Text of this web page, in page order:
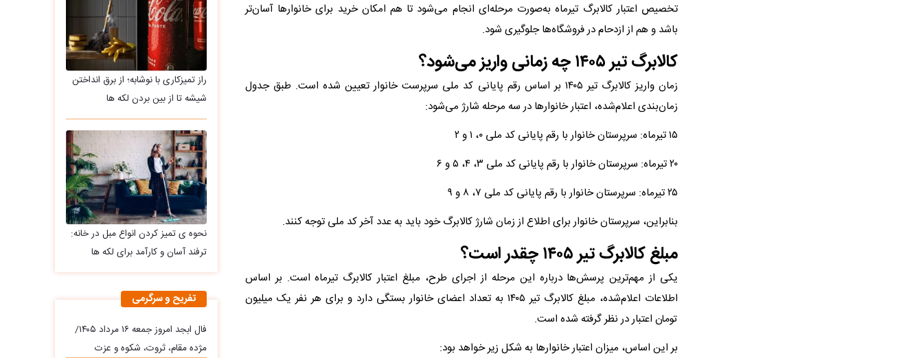
تخصیص اعتبار کالابرگ تیرماه به‌صورت مرحله‌ای انجام می‌شود تا هم امکان خرید برای خانوارها آسان‌تر
باشد و هم از ازدحام در فروشگاه‌ها جلوگیری شود.
کالابرگ تیر ۱۴۰۵ چه زمانی واریز می‌شود؟
زمان واریز کالابرگ تیر ۱۴۰۵ بر اساس رقم پایانی کد ملی سرپرست خانوار تعیین شده است. طبق جدول
زمان‌بندی اعلام‌شده، اعتبار خانوارها در سه مرحله شارژ می‌شود:
۱۵ تیرماه: سرپرستان خانوار با رقم پایانی کد ملی ۰، ۱ و ۲
۲۰ تیرماه: سرپرستان خانوار با رقم پایانی کد ملی ۳، ۴، ۵ و ۶
۲۵ تیرماه: سرپرستان خانوار با رقم پایانی کد ملی ۷، ۸ و ۹
بنابراین، سرپرستان خانوار برای اطلاع از زمان شارژ کالابرگ خود باید به عدد آخر کد ملی توجه کنند.
مبلغ کالابرگ تیر ۱۴۰۵ چقدر است؟
یکی از مهم‌ترین پرسش‌ها درباره این مرحله از اجرای طرح، مبلغ اعتبار کالابرگ تیرماه است. بر اساس
اطلاعات اعلام‌شده، مبلغ کالابرگ تیر ۱۴۰۵ به تعداد اعضای خانوار بستگی دارد و برای هر نفر یک میلیون
تومان اعتبار در نظر گرفته شده است.
بر این اساس، میزان اعتبار خانوارها به شکل زیر خواهد بود:
راز تمیزکاری با نوشابه؛ از برق انداختن
شیشه تا از بین بردن لکه ها
نحوه ی تمیز کردن انواع مبل در خانه:
ترفند آسان و کارآمد برای لکه ها
تفریح و سرگرمی
فال ابجد امروز جمعه ۱۶ مرداد ۱۴۰۵/
مژده مقام، ثروت، شکوه و عزت